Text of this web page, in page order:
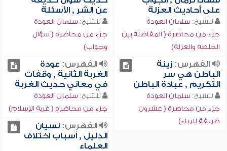
على أحاديث العزلة
للشيخ: سلمان العودة
جزء من محاضرة ( المفاضلة بين
الخلطة والعزلة)
عن الشر , الأسئلة
للشيخ: سلمان العودة
جزء من محاضرة ( سؤال
وجواب)
الفهرس:زينة
الباطن هي سر
التكريم , عبادة الباطن
للشيخ: سلمان العودة
جزء من محاضرة ( عشرون
طريقة للرياء)
الفهرس: عودة
الغربة الثانية , وقفات
في معاني حديث الغربة
للشيخ: سلمان العودة
جزء من محاضرة ( غربة الإسلام)
الفهرس:نسيان
الدليل , أسباب اختلاف
العلماء